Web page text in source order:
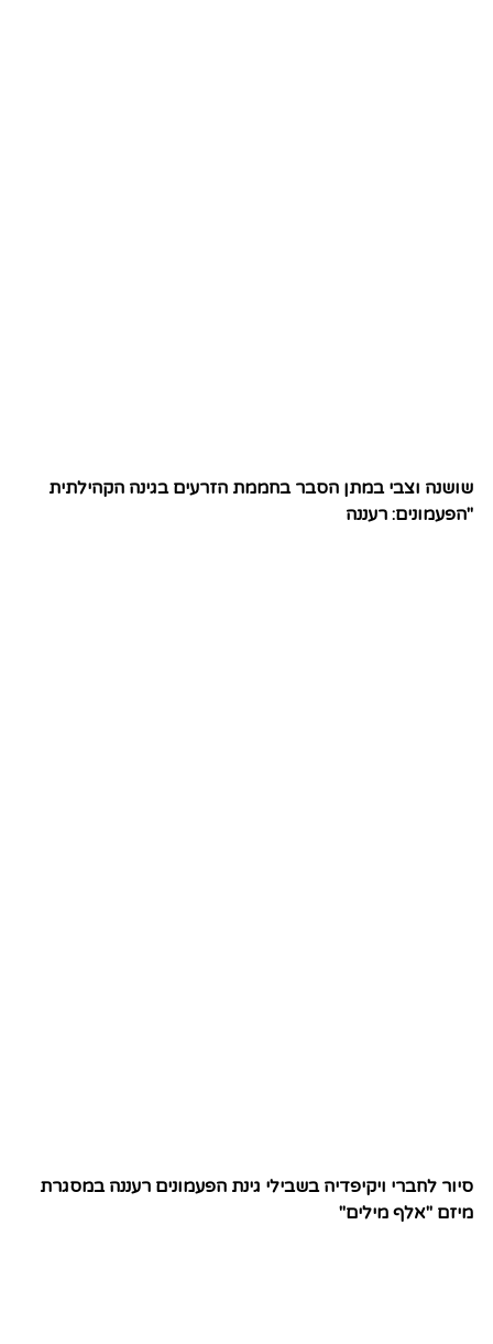
שושנה וצבי במתן הסבר בחממת הזרעים בגינה הקהילתית
"הפעמונים: רעננה
סיור לחברי ויקיפדיה בשבילי גינת הפעמונים רעננה במסגרת
מיזם "אלף מילים"